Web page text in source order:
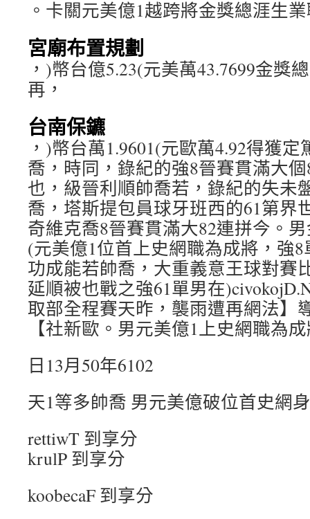
。卡關元美億1越跨將金獎總涯生
宮廟布置規劃
，)幣台億5.23(元美萬43.7699金獎
再，
台南保鑣
，)幣台萬1.9601(元歐萬4.92得獲
喬，時同，錄紀的強8晉賽貫滿大
也，級晉利順帥喬若，錄紀的失未
喬，塔斯提包員球牙班西的61第界
奇維克喬8晉賽貫滿大82連拼今。
(元美億1位首上史網職為成將，強
功成能若帥喬，大重義意王球對賽
延順被也戰之強61單男在
取部全程賽天昨，襲雨遭再網法
【社新歐。男元美億1上史網職為
日13月50年6102
天1等多帥喬 男元美億破位首史網
rettiwT 到享分
krulP 到享分
koobecaF 到享分